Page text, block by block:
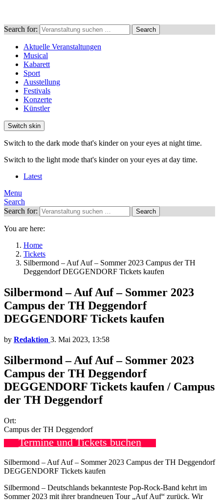
Search for: Search
Aktuelle Veranstaltungen
Musical
Kabarett
Sport
Ausstellung
Festivals
Konzerte
Künstler
Switch skin
Switch to the dark mode that's kinder on your eyes at night time.
Switch to the light mode that's kinder on your eyes at day time.
Latest
Menu
Search
Search for:
Search
You are here:
Home
Tickets
Silbermond – Auf Auf – Sommer 2023 Campus der TH
Deggendorf DEGGENDORF Tickets kaufen
Silbermond – Auf Auf – Sommer 2023
Campus der TH Deggendorf
DEGGENDORF Tickets kaufen
by Redaktion 3. Mai 2023, 13:58
Silbermond – Auf Auf – Sommer 2023
Campus der TH Deggendorf
DEGGENDORF Tickets kaufen / Campus
der TH Deggendorf
Ort:
Campus der TH Deggendorf
Termine und Tickets buchen
Silbermond – Auf Auf – Sommer 2023 Campus der TH Deggendorf
DEGGENDORF Tickets kaufen
Silbermond – Deutschlands bekannteste Pop-Rock-Band kehrt im
Sommer 2023 mit ihrer brandneuen Tour „Auf Auf“ zurück. Wir